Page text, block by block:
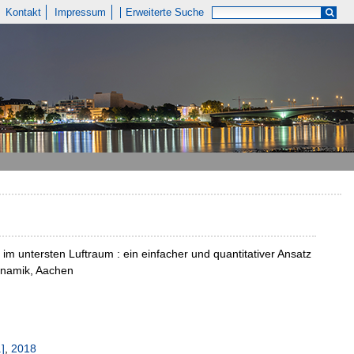
Kontakt Impressum Erweiterte Suche
untersten Luftraum : ein einfacher und quantitativer Ansatz
Aachen
, 2018